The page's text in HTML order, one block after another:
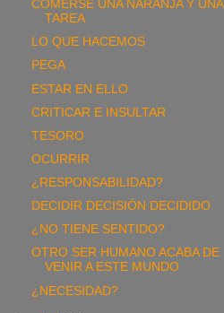
COMERSE UNA NARANJA Y UNA
TAREA
LO QUE HACEMOS
PEGA
ESTAR EN ELLO
CRITICAR E INSULTAR
TESORO
OCURRIR
¿RESPONSABILIDAD?
DECIDIR DECISIÓN DECIDIDO
¿NO TIENE SENTIDO?
OTRO SER HUMANO ACABA DE
VENIR A ESTE MUNDO
¿NECESIDAD?